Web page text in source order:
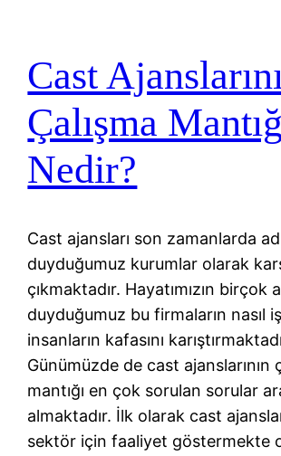
Cast
Çalışma
Nedir?
Cast ajansları son zamanlarda
duyduğumuz kurumlar olarak
çıkmaktadır. Hayatımızın birçok
duyduğumuz bu firmaların nasıl
insanların kafasını
Günümüzde de cast ajanslarının
mantığı en çok sorulan sorular
almaktadır. İlk olarak cast
sektör için faaliyet göstermekte